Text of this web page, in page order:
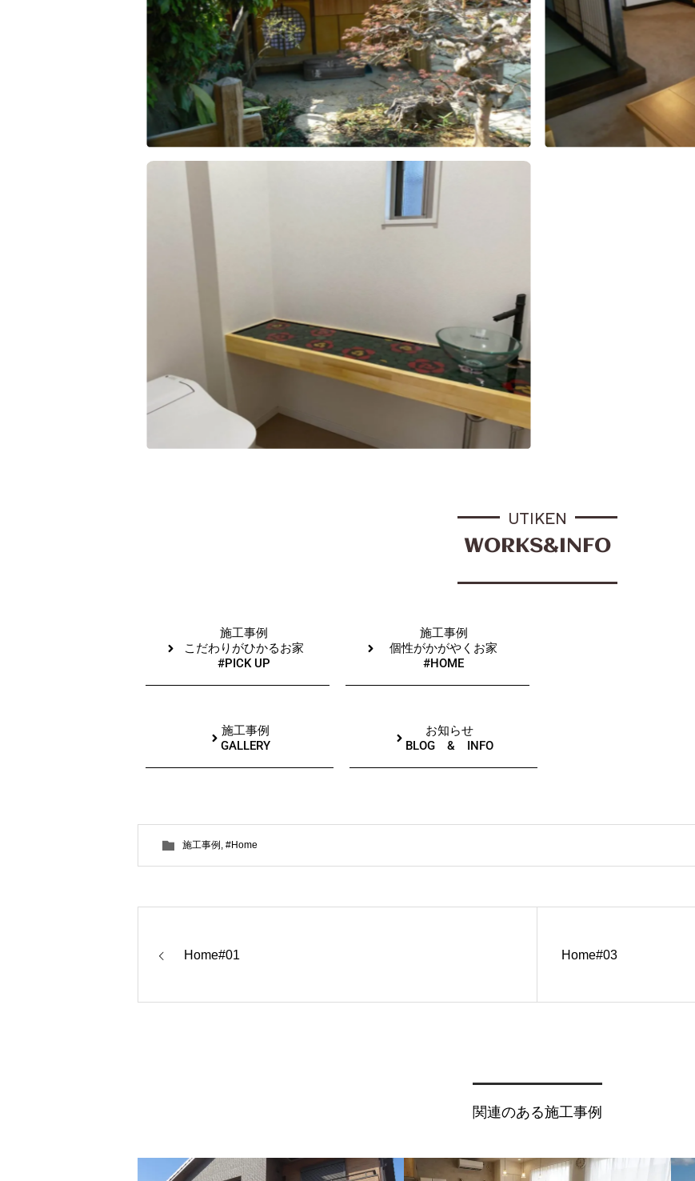
UTIKEN
WORKS&INFO
施工事例
こだわりがひかるお家
#PICK UP
施工事例
個性がかがやくお家
#HOME
施工事例
GALLERY
お知らせ
BLOG & INFO
施工事例 #Home
Home#01 Home#03
関連のある施工事例